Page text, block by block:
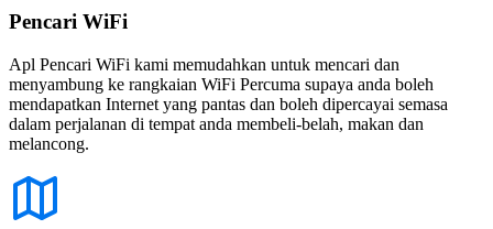
Pencari WiFi
Apl Pencari WiFi kami memudahkan untuk mencari dan
menyambung ke rangkaian WiFi Percuma supaya anda boleh
mendapatkan Internet yang pantas dan boleh dipercayai semasa
dalam perjalanan di tempat anda membeli-belah, makan dan
melancong.